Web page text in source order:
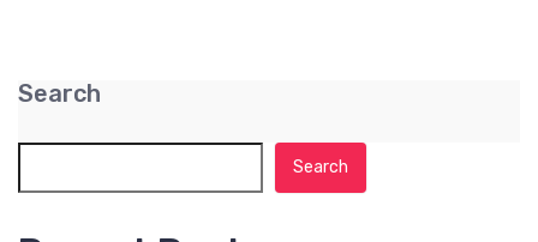
Search
Search